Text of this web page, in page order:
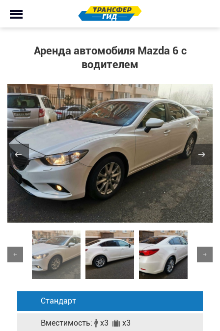
Аренда автомобиля Mazda 6 с
водителем
Стандарт
Вместимость: x3 x3